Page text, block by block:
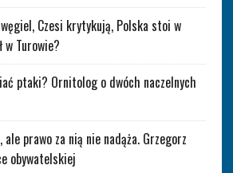
Czesi krytykują, Polska stoi w
w Turowie?
ptaki? Ornitolog o dwóch naczelnych
prawo za nią nie nadąża. Grzegorz
obywatelskiej